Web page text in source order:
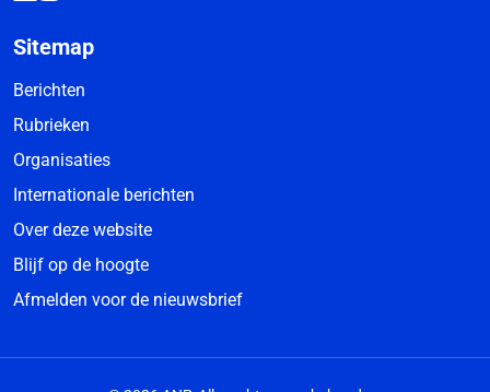
Sitemap
Berichten
Rubrieken
Organisaties
Internationale berichten
Over deze website
Blijf op de hoogte
Afmelden voor de nieuwsbrief